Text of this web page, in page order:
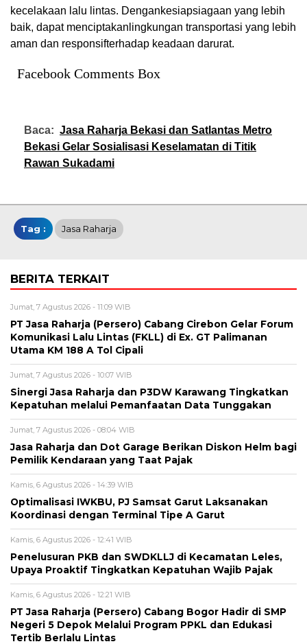
kecelakaan lalu lintas. Dengankesiapsiagaan yang lebih
baik, dapat menciptakan lingkungan transportasi yang lebih
aman dan responsifterhadap keadaan darurat.
Facebook Comments Box
Baca: Jasa Raharja Bekasi dan Satlantas Metro
Bekasi Gelar Sosialisasi Keselamatan di Titik
Rawan Sukadami
Tag : Jasa Raharja
BERITA TERKAIT
Jumat, 7 Agustus 2026 - 11:09 WIB
PT Jasa Raharja (Persero) Cabang Cirebon Gelar Forum
Komunikasi Lalu Lintas (FKLL) di Ex. GT Palimanan
Utama KM 188 A Tol Cipali
Jumat, 7 Agustus 2026 - 10:07 WIB
Sinergi Jasa Raharja dan P3DW Karawang Tingkatkan
Kepatuhan melalui Pemanfaatan Data Tunggakan
Jumat, 7 Agustus 2026 - 08:04 WIB
Jasa Raharja dan Dot Garage Berikan Diskon Helm bagi
Pemilik Kendaraan yang Taat Pajak
Kamis, 6 Agustus 2026 - 14:39 WIB
Optimalisasi IWKBU, PJ Samsat Garut Laksanakan
Koordinasi dengan Terminal Tipe A Garut
Kamis, 6 Agustus 2026 - 12:41 WIB
Penelusuran PKB dan SWDKLLJ di Kecamatan Leles,
Upaya Proaktif Tingkatkan Kepatuhan Wajib Pajak
Kamis, 6 Agustus 2026 - 12:21 WIB
PT Jasa Raharja (Persero) Cabang Bogor Hadir di SMP
Negeri 5 Depok Melalui Program PPKL dan Edukasi
Tertib Berlalu Lintas